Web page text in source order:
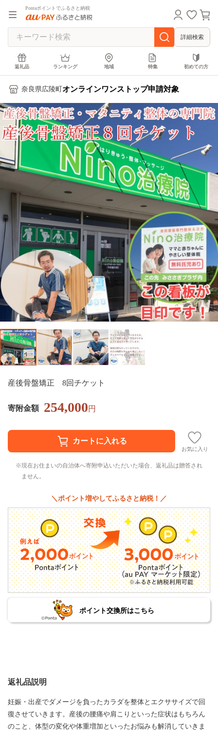
Pontaポイントでふるさと納税
詳細検索
返礼品 ランキング 地域 特集 初めての方
奈良県広陵町 オンラインワンストップ申請対象
産後骨盤矯正 8回チケット
寄附金額 254,000円
お気に入り
現在お住まいの自治体へ寄附申込いただいた場合、返礼品は贈答され
ません。
＼ポイント増やしてふるさと納税！／
ポイント交換所はこちら
返礼品説明
妊娠・出産でダメージを負ったカラダを整体とエクササイズで回
復させていきます。産後の腰痛や肩こりといった症状はもちろん
のこと、体型の変化や体重増加といったお悩みも解消していきま